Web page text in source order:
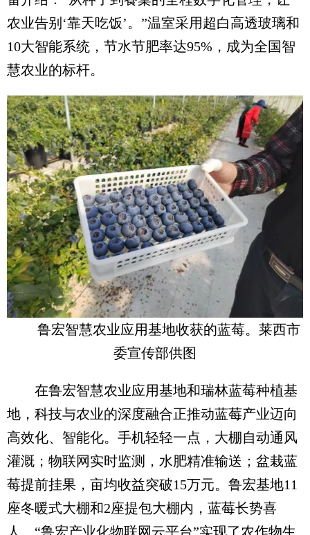
农业告别‘靠天吃饭’。”温室采用超白高透玻璃和
10大智能系统，节水节肥率达95%，成为全国智
慧农业的标杆。
鲁宏智慧农业应用基地收获的蓝莓。莱西市
委宣传部供图
在鲁宏智慧农业应用基地和瑞林蓝莓种植基
地，科技与农业的深度融合正推动蓝莓产业迈向
高效化、智能化。手机轻轻一点，大棚自动通风
灌溉；物联网实时监测，水肥精准输送；盆栽蓝
莓提前挂果，亩均收益突破15万元。鲁宏基地11
座冬暖式大棚和2座提包大棚内，蓝莓长势喜
人。“鲁宏产业化物联网云平台”实现了农作物生